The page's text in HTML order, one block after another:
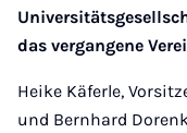
das vergangene
Heike Käferle,
und Bernhard